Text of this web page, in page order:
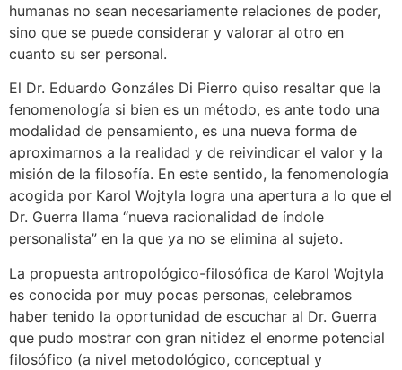
humanas no sean necesariamente relaciones de poder,
sino que se puede considerar y valorar al otro en
cuanto su ser personal.
El Dr. Eduardo Gonzáles Di Pierro quiso resaltar que la
fenomenología si bien es un método, es ante todo una
modalidad de pensamiento, es una nueva forma de
aproximarnos a la realidad y de reivindicar el valor y la
misión de la filosofía. En este sentido, la fenomenología
acogida por Karol Wojtyla logra una apertura a lo que el
Dr. Guerra llama “nueva racionalidad de índole
personalista” en la que ya no se elimina al sujeto.
La propuesta antropológico-filosófica de Karol Wojtyla
es conocida por muy pocas personas, celebramos
haber tenido la oportunidad de escuchar al Dr. Guerra
que pudo mostrar con gran nitidez el enorme potencial
filosófico (a nivel metodológico, conceptual y